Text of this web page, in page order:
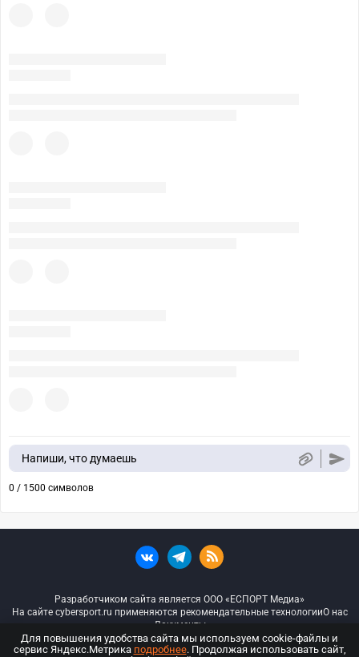
Напиши, что думаешь
0 / 1500 символов
Разработчиком сайта является ООО «ЕСПОРТ Медиа»
На сайте cybersport.ru применяются рекомендательные технологииО нас
Документы
© ООО «Киберспорт.ру» — Все права защищены
Для повышения удобства сайта мы используем cookie-файлы и
сервис Яндекс.Метрика подробнее. Продолжая использовать сайт,